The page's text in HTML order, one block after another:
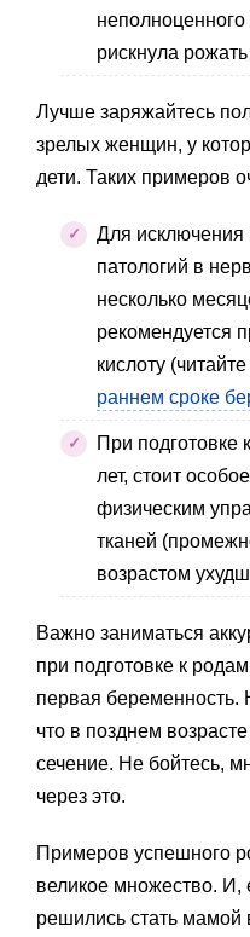
рискнула
Лучше заряжайтесь
зрелых женщин, у
дети. Таких примеров
Для исключения
патологий в
несколько
рекомендуется
кислоту
раннем сроке
При подготовке
лет, стоит
физическим
тканей
возрастом
Важно заниматься
при подготовке к
первая беременность.
что в позднем
сечение. Не бойтесь,
через это.
Примеров успешного
великое множество. И,
решились стать мамой